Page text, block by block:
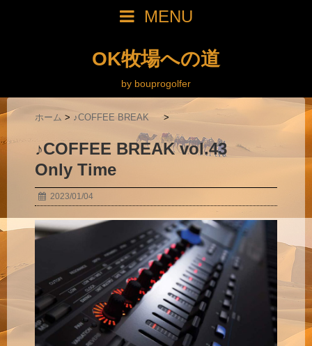
MENU
OK牧場への道
by bouprogolfer
ホーム > ♪COFFEE BREAK >
♪COFFEE BREAK vol.43
Only Time
2023/01/04